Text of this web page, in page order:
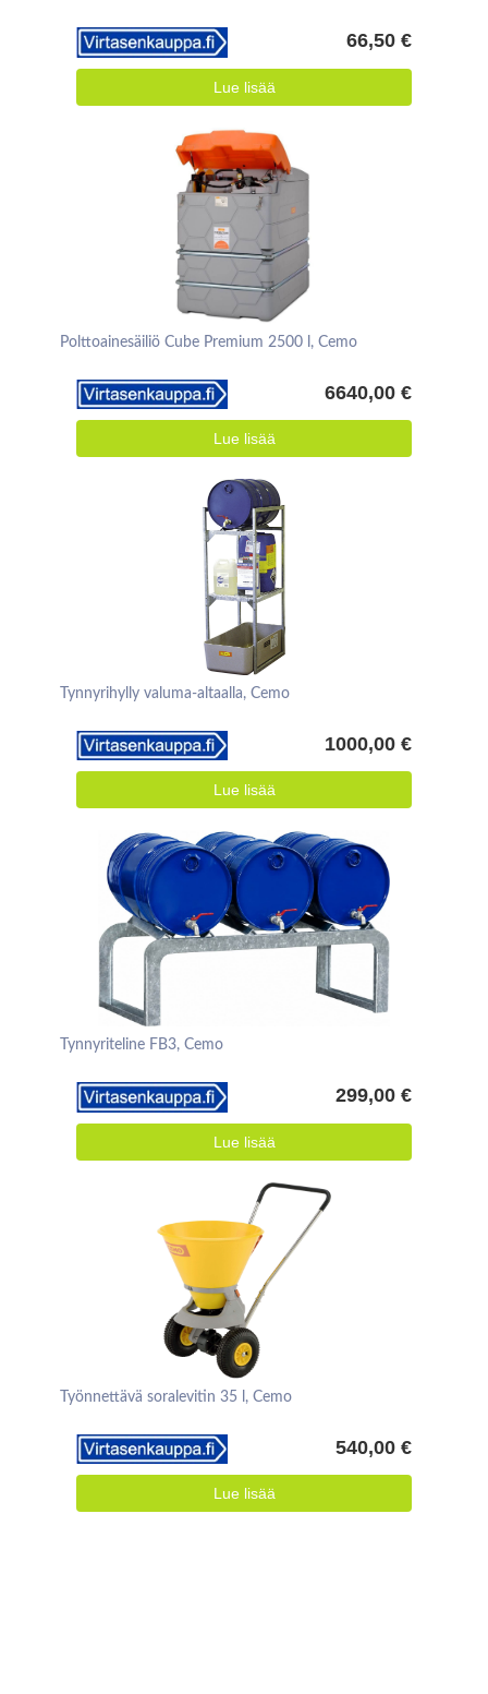
66,50 €
Lue lisää
Polttoainesäiliö Cube Premium 2500 l, Cemo
6640,00 €
Lue lisää
Tynnyrihylly valuma-altaalla, Cemo
1000,00 €
Lue lisää
Tynnyriteline FB3, Cemo
299,00 €
Lue lisää
Työnnettävä soralevitin 35 l, Cemo
540,00 €
Lue lisää